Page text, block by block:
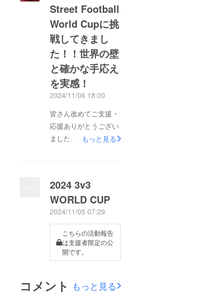
Street Football
World Cupに挑
戦してきまし
た！！世界の壁
と確かな手応え
を実感！
2024/11/06 18:00
皆さん改めてご支援・
応援ありがとうござい
ました。11月1日・2
3V3 Street Football
World Cup」に挑戦し
てきました。ラトビア
の街並みも素敵でした
代表メンバーで写真結
結果は、予選敗退とな
り、悔しい気持ちで大
大会のレベルの高さを
もっと見る
2024 3v3
WORLD CUP
2024/11/05 07:29
こちらの活動報告
は支援者限定の公
開です。
コメント もっと見る